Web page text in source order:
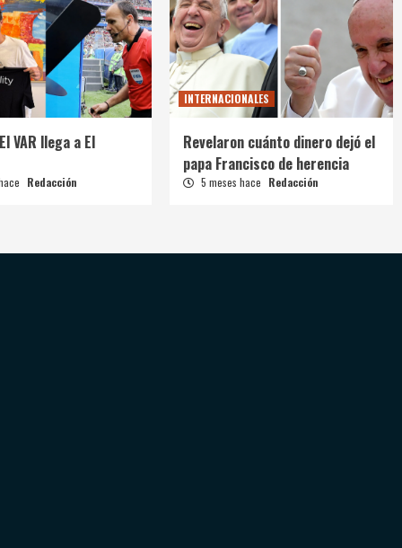
VAR llega a El
Redacción
INTERNACIONALES
Revelaron cuánto dinero dejó el
papa Francisco de herencia
5 meses hace Redacción